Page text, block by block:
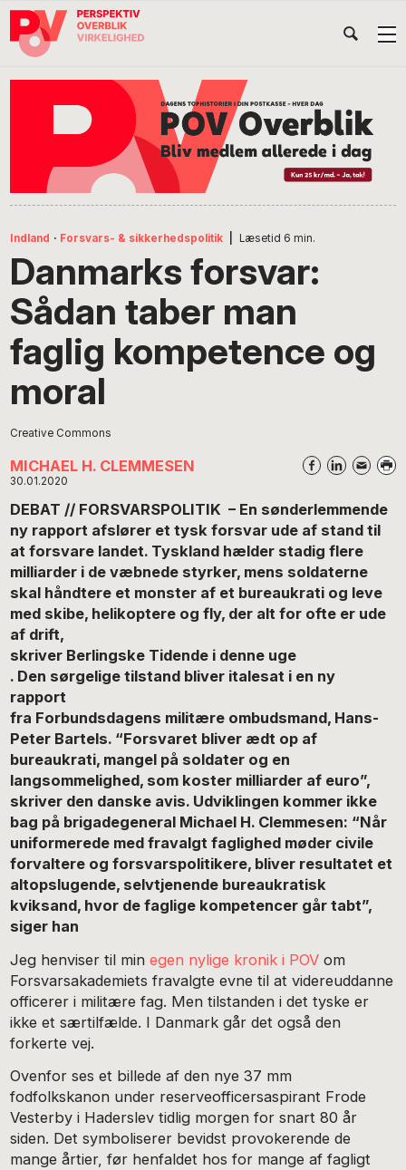
Gå
direkte
Skip
indhold
Gå
direkte
Indland · Forsvars- & sikkerhedspolitik Læsetid 6 min.
Danmarks forsvar:
Sådan taber man
faglig kompetence og
moral
Creative Commons
MICHAEL H. CLEMMESEN
30.01.2020
DEBAT // FORSVARSPOLITIK – En sønderlemmende
ny rapport afslører et tysk forsvar ude af stand til
at forsvare landet. Tyskland hælder stadig flere
milliarder i de væbnede styrker, mens soldaterne
skal håndtere et monster af et bureaukrati og leve
med skibe, helikoptere og fly, der alt for ofte er ude
af drift,
skriver Berlingske Tidende i denne uge
. Den sørgelige tilstand bliver italesat i en ny
rapport
fra Forbundsdagens militære ombudsmand, Hans-
Peter Bartels. “Forsvaret bliver ædt op af
bureaukrati, mangel på soldater og en
langsommelighed, som koster milliarder af euro”,
skriver den danske avis. Udviklingen kommer ikke
bag på brigadegeneral Michael H. Clemmesen: “Når
uniformerede med fravalgt faglighed møder civile
forvaltere og forsvarspolitikere, bliver resultatet et
altopslugende, selvtjenende bureaukratisk
kviksand, hvor de faglige kompetencer går tabt”,
siger han
Jeg henviser til minegen nylige kronik i POV om
Forsvarsakademiets fravalgte evne til at videreuddanne
officerer i militære fag. Men tilstanden i det tyske er
ikke et særtilfælde. I Danmark går det også den
forkerte vej.
Ovenfor ses et billede af den nye 37 mm
fodfolkskanon under reserveofficersaspirant Frode
Vesterby i Haderslev tidlig morgen for snart 80 år
siden. Det symboliserer bevidst provokerende de
mange årtier, før henfaldet hos for mange af fagligt